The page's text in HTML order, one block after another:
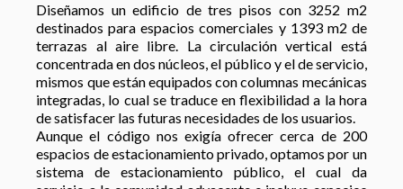
Diseñamos un edificio de tres pisos con 3252 m2
destinados para espacios comerciales y 1393 m2 de
terrazas al aire libre. La circulación vertical está
concentrada en dos núcleos, el público y el de servicio,
mismos que están equipados con columnas mecánicas
integradas, lo cual se traduce en flexibilidad a la hora
de satisfacer las futuras necesidades de los usuarios.
Aunque el código nos exigía ofrecer cerca de 200
espacios de estacionamiento privado, optamos por un
sistema de estacionamiento público, el cual da